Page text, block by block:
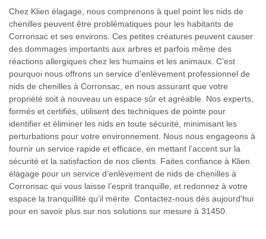
Chez Klien élagage, nous comprenons à quel point les nids de
chenilles peuvent être problématiques pour les habitants de
Corronsac et ses environs. Ces petites créatures peuvent causer
des dommages importants aux arbres et parfois même des
réactions allergiques chez les humains et les animaux. C’est
pourquoi nous offrons un service d’enlèvement professionnel de
nids de chenilles à Corronsac, en nous assurant que votre
propriété soit à nouveau un espace sûr et agréable. Nos experts,
formés et certifiés, utilisent des techniques de pointe pour
identifier et éliminer les nids en toute sécurité, minimisant les
perturbations pour votre environnement. Nous nous engageons à
fournir un service rapide et efficace, en mettant l’accent sur la
sécurité et la satisfaction de nos clients. Faites confiance à Klien
élagage pour un service d’enlèvement de nids de chenilles à
Corronsac qui vous laisse l’esprit tranquille, et redonnez à votre
espace la tranquillité qu’il mérite. Contactez-nous dès aujourd'hui
pour en savoir plus sur nos solutions sur mesure à 31450.